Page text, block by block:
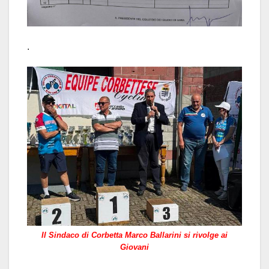
.
Il Sindaco di Corbetta Marco Ballarini si rivolge ai
Giovani